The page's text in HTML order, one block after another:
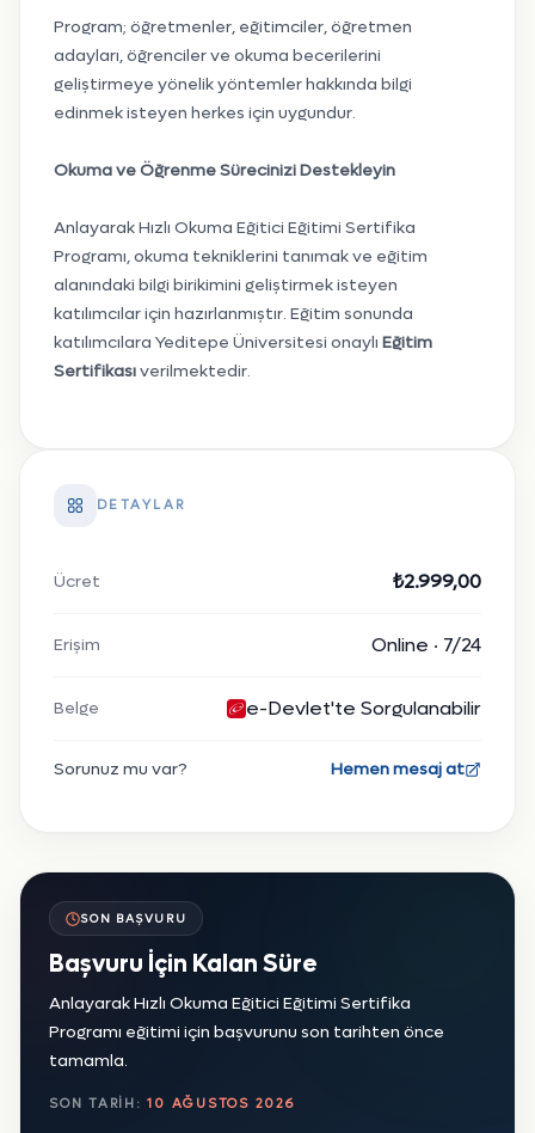
Program; öğretmenler, eğitimciler, öğretmen
adayları, öğrenciler ve okuma becerilerini
geliştirmeye yönelik yöntemler hakkında bilgi
edinmek isteyen herkes için uygundur.
Okuma ve Öğrenme Sürecinizi Destekleyin
Anlayarak Hızlı Okuma Eğitici Eğitimi Sertifika
Programı, okuma tekniklerini tanımak ve eğitim
alanındaki bilgi birikimini geliştirmek isteyen
katılımcılar için hazırlanmıştır. Eğitim sonunda
katılımcılara Yeditepe Üniversitesi onaylı Eğitim
Sertifikasıverilmektedir.
DETAYLAR
Ücret ₺2.999,00
Erişim Online · 7/24
Belge e-Devlet'te Sorgulanabilir
Sorunuz mu var? Hemen mesaj at
SON BAŞVURU
Başvuru İçin Kalan Süre
Anlayarak Hızlı Okuma Eğitici Eğitimi Sertifika
Programı eğitimi için başvurunu son tarihten önce
tamamla.
SON TARIH:10 AĞUSTOS 2026